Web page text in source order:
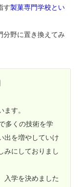
す製菓専門学校とい
分野に置き換えてみ
す。
多くの技術を学
出を増やしていけ
みにしておりまし
入学を決めました